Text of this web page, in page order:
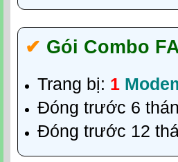
✔‎ Gói Combo
Trang bị: 1
Đóng trước 6
Đóng trước 12